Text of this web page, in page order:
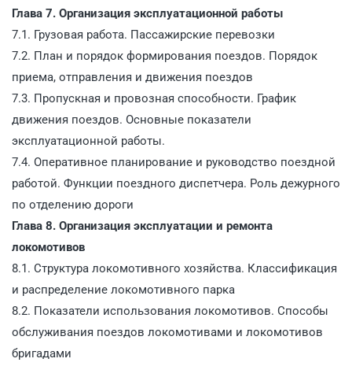
Глава 7. Организация эксплуатационной работы
7.1. Грузовая работа. Пассажирские перевозки
7.2. План и порядок формирования поездов. Порядок
приема, отправления и движения поездов
7.3. Пропускная и провозная способности. График
движения поездов. Основные показатели
эксплуатационной работы.
7.4. Оперативное планирование и руководство поездной
работой. Функции поездного диспетчера. Роль дежурного
по отделению дороги
Глава 8. Организация эксплуатации и ремонта
локомотивов
8.1. Структура локомотивного хозяйства. Классификация
и распределение локомотивного парка
8.2. Показатели использования локомотивов. Способы
обслуживания поездов локомотивами и локомотивов
бригадами